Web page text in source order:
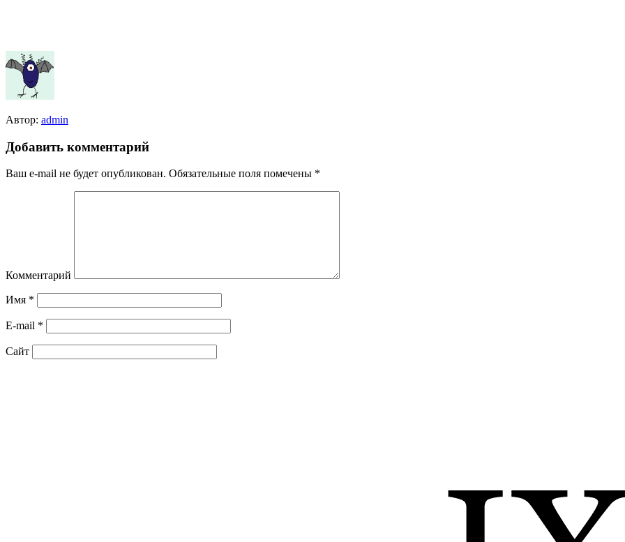
Автор: admin
Добавить комментарий
Ваш e-mail не будет опубликован. Обязательные поля помечены *
Комментарий
Имя *
E-mail *
Сайт